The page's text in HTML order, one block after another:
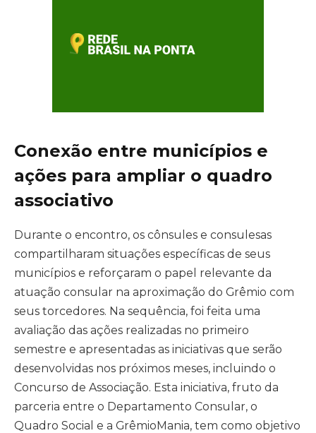
Conexão entre municípios e
ações para ampliar o quadro
associativo
Durante o encontro, os cônsules e consulesas
compartilharam situações específicas de seus
municípios e reforçaram o papel relevante da
atuação consular na aproximação do Grêmio com
seus torcedores. Na sequência, foi feita uma
avaliação das ações realizadas no primeiro
semestre e apresentadas as iniciativas que serão
desenvolvidas nos próximos meses, incluindo o
Concurso de Associação. Esta iniciativa, fruto da
parceria entre o Departamento Consular, o
Quadro Social e a GrêmioMania, tem como objetivo